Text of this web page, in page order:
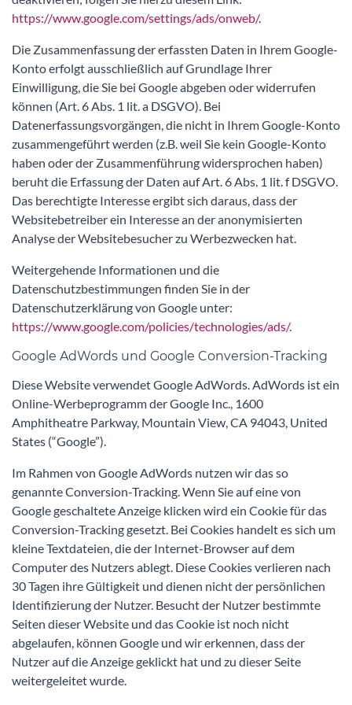
https://www.google.com/settings/ads/onweb/.
Die Zusammenfassung der erfassten Daten in Ihrem Google-
Konto erfolgt ausschließlich auf Grundlage Ihrer
Einwilligung, die Sie bei Google abgeben oder widerrufen
können (Art. 6 Abs. 1 lit. a DSGVO). Bei
Datenerfassungsvorgängen, die nicht in Ihrem Google-Konto
zusammengeführt werden (z.B. weil Sie kein Google-Konto
haben oder der Zusammenführung widersprochen haben)
beruht die Erfassung der Daten auf Art. 6 Abs. 1 lit. f DSGVO.
Das berechtigte Interesse ergibt sich daraus, dass der
Websitebetreiber ein Interesse an der anonymisierten
Analyse der Websitebesucher zu Werbezwecken hat.
Weitergehende Informationen und die
Datenschutzbestimmungen finden Sie in der
Datenschutzerklärung von Google unter:
https://www.google.com/policies/technologies/ads/.
Google AdWords und Google Conversion-Tracking
Diese Website verwendet Google AdWords. AdWords ist ein
Online-Werbeprogramm der Google Inc., 1600
Amphitheatre Parkway, Mountain View, CA 94043, United
States (“Google”).
Im Rahmen von Google AdWords nutzen wir das so
genannte Conversion-Tracking. Wenn Sie auf eine von
Google geschaltete Anzeige klicken wird ein Cookie für das
Conversion-Tracking gesetzt. Bei Cookies handelt es sich um
kleine Textdateien, die der Internet-Browser auf dem
Computer des Nutzers ablegt. Diese Cookies verlieren nach
30 Tagen ihre Gültigkeit und dienen nicht der persönlichen
Identifizierung der Nutzer. Besucht der Nutzer bestimmte
Seiten dieser Website und das Cookie ist noch nicht
abgelaufen, können Google und wir erkennen, dass der
Nutzer auf die Anzeige geklickt hat und zu dieser Seite
weitergeleitet wurde.